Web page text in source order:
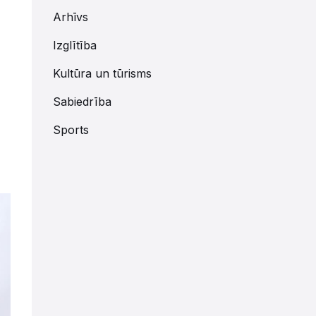
Arhīvs
Izglītība
Kultūra un tūrisms
Sabiedrība
Sports